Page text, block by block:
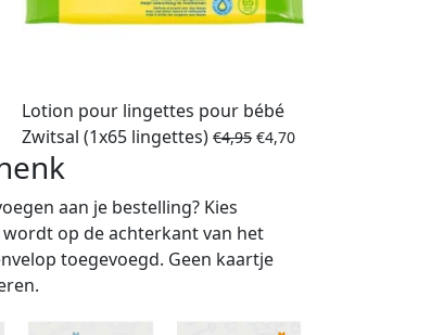
Lotion pour lingettes pour bébé
Zwitsal (1x65 lingettes) €4,95 €4,70
aan je bestelling? Kies
op de achterkant van het
toegevoegd. Geen kaartje